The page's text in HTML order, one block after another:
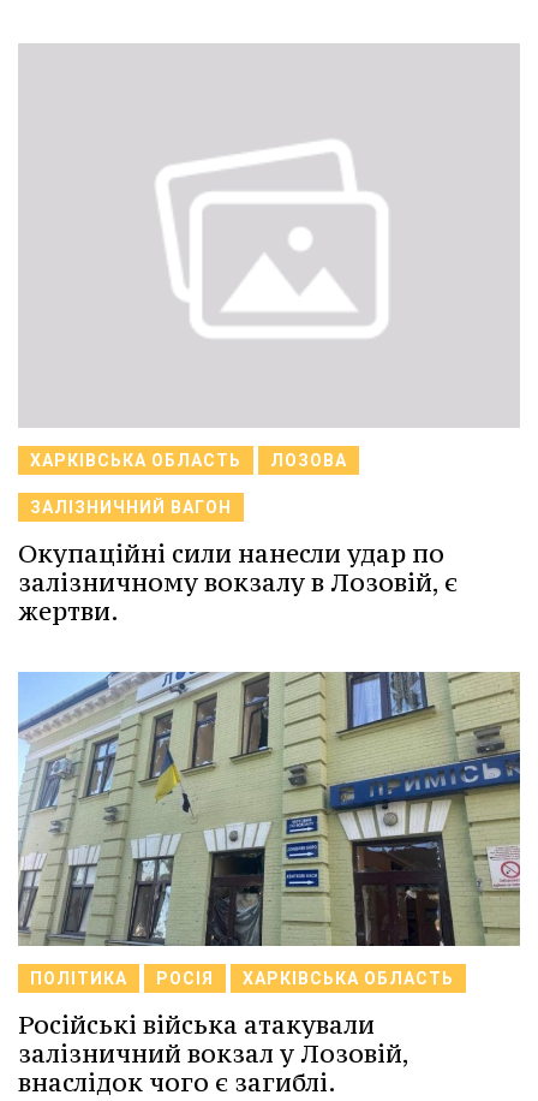
ХАРКІВСЬКА ОБЛАСТЬ ЛОЗОВА
ЗАЛІЗНИЧНИЙ ВАГОН
Окупаційні сили нанесли удар по
залізничному вокзалу в Лозовій, є
жертви.
ПОЛІТИКА РОСІЯ ХАРКІВСЬКА ОБЛАСТЬ
Російські війська атакували
залізничний вокзал у Лозовій,
внаслідок чого є загиблі.